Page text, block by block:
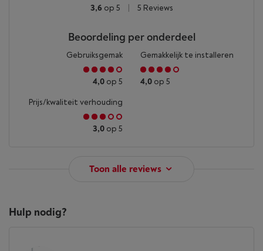
3,6 op 5 5 Reviews
Beoordeling per onderdeel
Gebruiksgemak
4,0 op 5
Gemakkelijk te installeren
4,0 op 5
Prijs/kwaliteit verhouding
3,0 op 5
Toon alle reviews
Hulp nodig?